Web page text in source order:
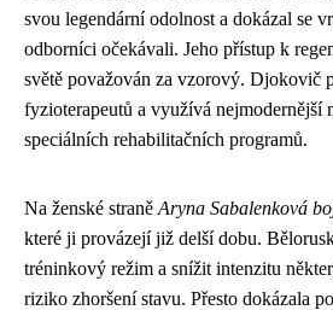
svou legendární odolnost a dokázal se
odborníci očekávali. Jeho přístup k
světě považován za vzorový. Djokovič
fyzioterapeutů a využívá nejmodernější
speciálních rehabilitačních programů.
Na ženské straně Aryna Sabalenková
které ji provázejí již delší dobu.
tréninkový režim a snížit intenzitu
riziko zhoršení stavu. Přesto dokázala